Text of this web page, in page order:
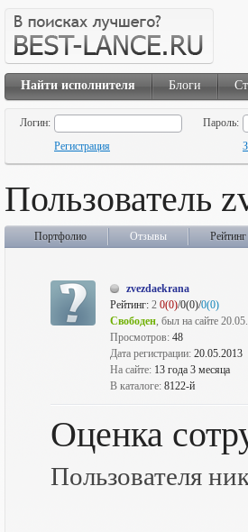
Найти исполнителя Блоги
Логин:
Пароль:
Регистрация
Пользователь
Портфолио Отзывы Рейтинг
zvezdaekrana
Рейтинг: 2 0(0)/0(0)/0(0)
Свободен, был на сайте
Просмотров: 48
Дата регистрации: 20.05.2013
На сайте: 13 года 3 месяца
В каталоге: 8122-й
Оценка
Пользователя